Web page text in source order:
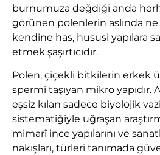
burnumuza değdiği anda
görünen polenlerin aslında ne
kendine has, hususi yapılara
etmek şaşırtıcıdır.
Polen, çiçekli bitkilerin erkek
spermi taşıyan mikro yapıdır.
eşsiz kılan sadece biyolojik
sistematiğiyle uğraşan
mimarî ince yapılarını ve
nakışları, türleri tanımada